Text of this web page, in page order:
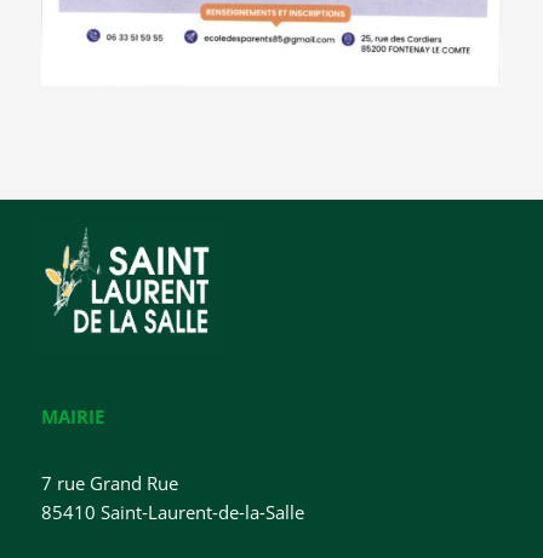
MAIRIE
7 rue Grand Rue
85410 Saint-Laurent-de-la-Salle